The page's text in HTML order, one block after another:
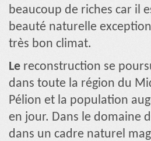
beaucoup de riches car il
beauté naturelle
très bon climat.
Le reconstruction se
dans toute la région du
Pélion et la population
en jour. Dans le domaine
dans un cadre naturel